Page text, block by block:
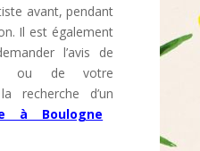
avant, pendant
Il est également
l’avis de
ou de votre
recherche d’un
à Boulogne